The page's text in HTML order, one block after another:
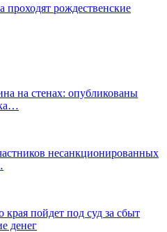
проходят рождественские
на стенах: опубликованы
несанкционированных
края пойдет под суд за сбыт
денег